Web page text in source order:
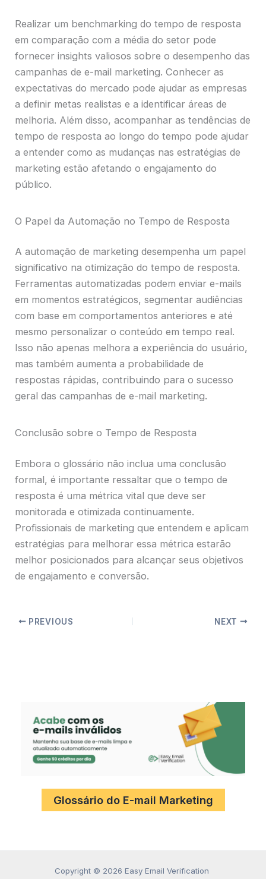
Realizar um benchmarking do tempo de resposta
em comparação com a média do setor pode
fornecer insights valiosos sobre o desempenho das
campanhas de e-mail marketing. Conhecer as
expectativas do mercado pode ajudar as empresas
a definir metas realistas e a identificar áreas de
melhoria. Além disso, acompanhar as tendências de
tempo de resposta ao longo do tempo pode ajudar
a entender como as mudanças nas estratégias de
marketing estão afetando o engajamento do
público.
O Papel da Automação no Tempo de Resposta
A automação de marketing desempenha um papel
significativo na otimização do tempo de resposta.
Ferramentas automatizadas podem enviar e-mails
em momentos estratégicos, segmentar audiências
com base em comportamentos anteriores e até
mesmo personalizar o conteúdo em tempo real.
Isso não apenas melhora a experiência do usuário,
mas também aumenta a probabilidade de
respostas rápidas, contribuindo para o sucesso
geral das campanhas de e-mail marketing.
Conclusão sobre o Tempo de Resposta
Embora o glossário não inclua uma conclusão
formal, é importante ressaltar que o tempo de
resposta é uma métrica vital que deve ser
monitorada e otimizada continuamente.
Profissionais de marketing que entendem e aplicam
estratégias para melhorar essa métrica estarão
melhor posicionados para alcançar seus objetivos
de engajamento e conversão.
PREVIOUS NEXT
Glossário do E-mail Marketing
Copyright © 2026 Easy Email Verification